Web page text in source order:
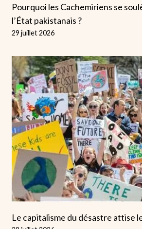
Pourquoi les Cachemiriens se
l’État pakistanais ?
29 juillet 2026
Le capitalisme du désastre attise